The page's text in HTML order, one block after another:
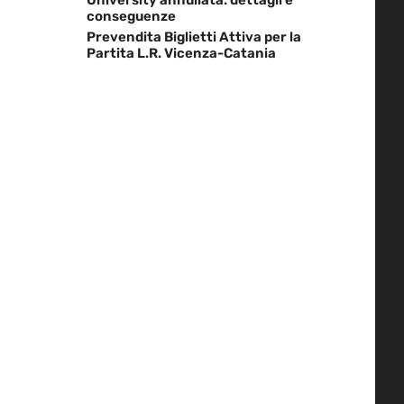
conseguenze
Prevendita Biglietti Attiva per la
Partita L.R. Vicenza-Catania